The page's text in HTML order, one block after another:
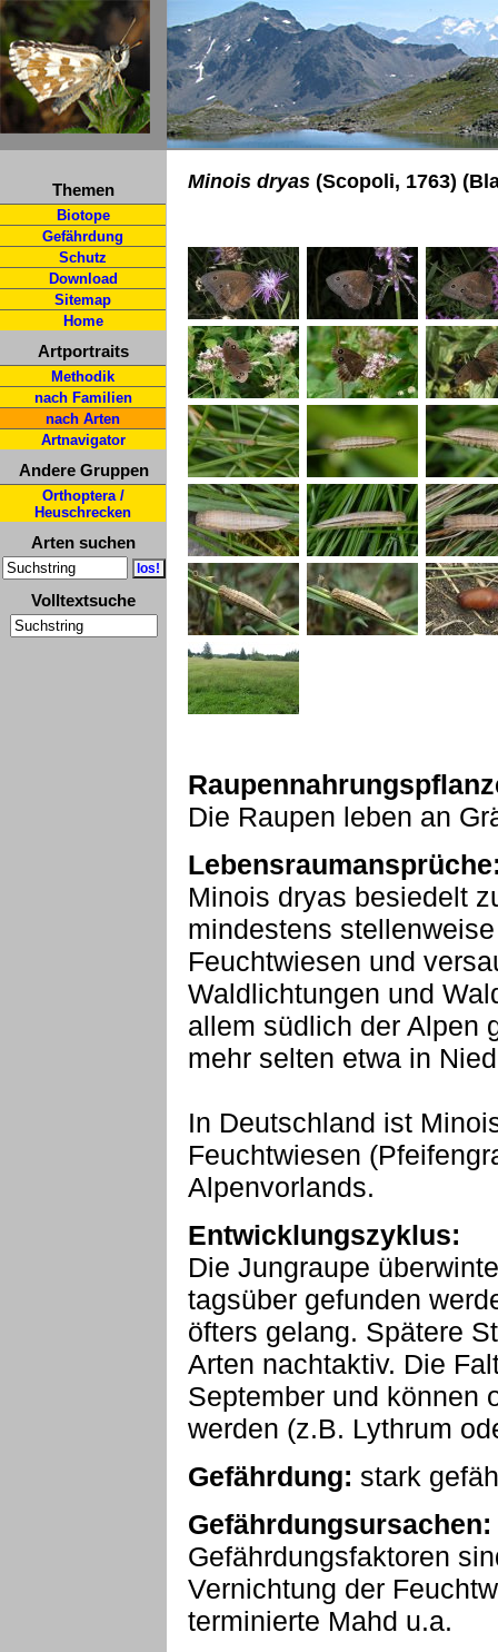
Themen
Biotope
Gefährdung
Schutz
Download
Sitemap
Home
Artportraits
Methodik
nach Familien
nach Arten
Artnavigator
Andere Gruppen
Orthoptera /
Heuschrecken
Arten suchen
Volltextsuche
Minois dryas (Scopoli, 1763)
Die Raupen leben an
Minois dryas besiedelt
mindestens
Feuchtwiesen und
Waldlichtungen und
allem südlich der Alpen
mehr selten etwa in
In Deutschland ist
Feuchtwiesen
Alpenvorlands.
Entwicklungszyklus:
Die Jungraupe
tagsüber gefunden
öfters gelang. Spätere
Arten nachtaktiv. Die
September und können
werden (z.B. Lythrum
Gefährdung: stark
Gefährdungsursachen:
Gefährdungsfaktoren
Vernichtung der
terminierte Mahd u.a.